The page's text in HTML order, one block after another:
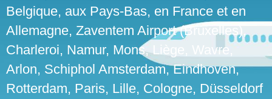
Belgique, aux Pays-Bas, en France et en
Allemagne, Zaventem Airport (Bruxelles),
Charleroi, Namur, Mons, Liège, Wavre,
Arlon, Schiphol Amsterdam, Eindhoven,
Rotterdam, Paris, Lille, Cologne, Düsseldorf